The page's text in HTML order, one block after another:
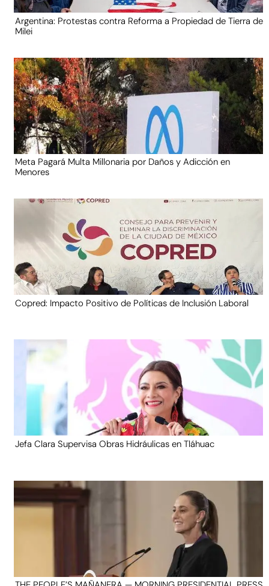
Argentina: Protestas contra Reforma a Propiedad de Tierra de
Milei
Meta Pagará Multa Millonaria por Daños y Adicción en
Menores
Copred: Impacto Positivo de Políticas de Inclusión Laboral
Jefa Clara Supervisa Obras Hidráulicas en Tláhuac